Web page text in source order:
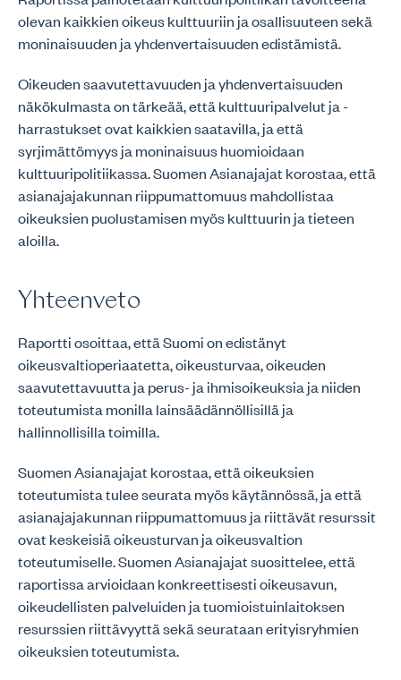
olevan kaikkien oikeus kulttuuriin ja osallisuuteen sekä
moninaisuuden ja yhdenvertaisuuden edistämistä.
Oikeuden saavutettavuuden ja yhdenvertaisuuden
näkökulmasta on tärkeää, että kulttuuripalvelut ja -
harrastukset ovat kaikkien saatavilla, ja että
syrjimättömyys ja moninaisuus huomioidaan
kulttuuripolitiikassa. Suomen Asianajajat korostaa, että
asianajajakunnan riippumattomuus mahdollistaa
oikeuksien puolustamisen myös kulttuurin ja tieteen
aloilla.
Yhteenveto
Raportti osoittaa, että Suomi on edistänyt
oikeusvaltioperiaatetta, oikeusturvaa, oikeuden
saavutettavuutta ja perus- ja ihmisoikeuksia ja niiden
toteutumista monilla lainsäädännöllisillä ja
hallinnollisilla toimilla.
Suomen Asianajajat korostaa, että oikeuksien
toteutumista tulee seurata myös käytännössä, ja että
asianajajakunnan riippumattomuus ja riittävät resurssit
ovat keskeisiä oikeusturvan ja oikeusvaltion
toteutumiselle. Suomen Asianajajat suosittelee, että
raportissa arvioidaan konkreettisesti oikeusavun,
oikeudellisten palveluiden ja tuomioistuinlaitoksen
resurssien riittävyyttä sekä seurataan erityisryhmien
oikeuksien toteutumista.